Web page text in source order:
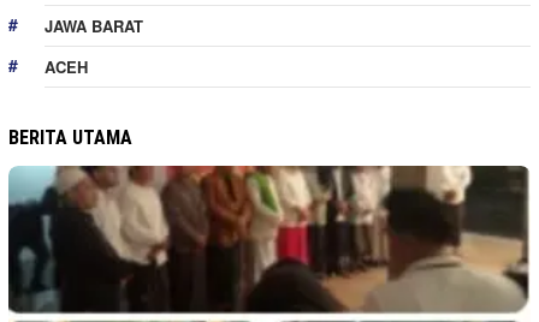
JAWA BARAT
ACEH
BERITA UTAMA